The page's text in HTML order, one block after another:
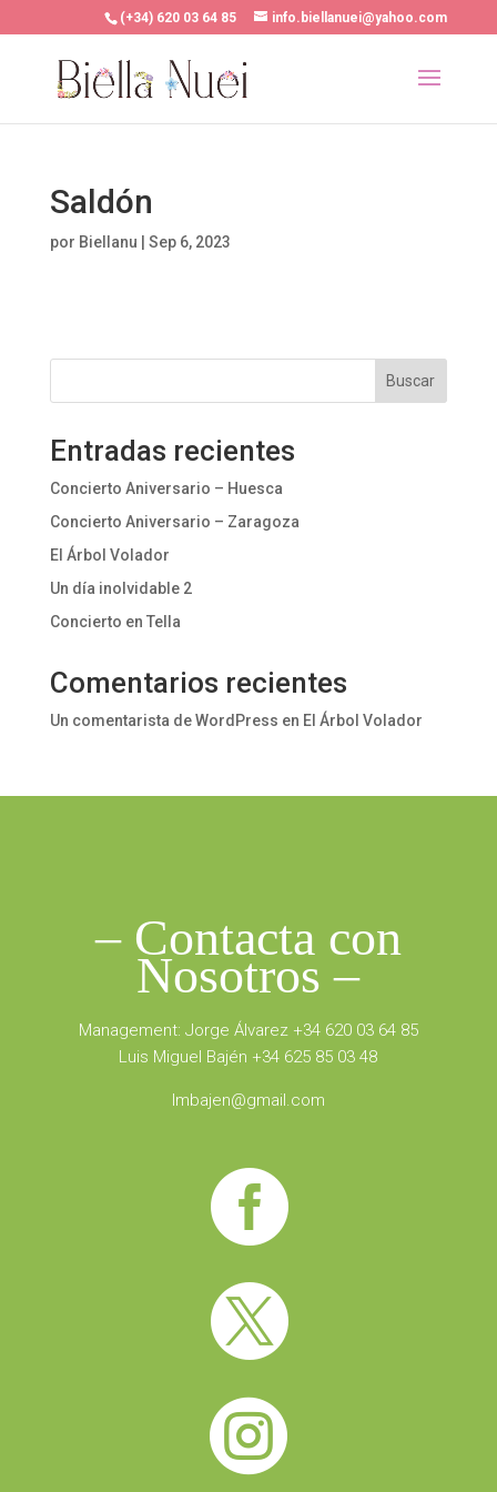
(+34) 620 03 64 85 info.biellanuei@yahoo.com
Saldón
por Biellanu Sep 6, 2023
Buscar
Entradas recientes
Concierto Aniversario – Huesca
Concierto Aniversario – Zaragoza
El Árbol Volador
Un día inolvidable 2
Concierto en Tella
Comentarios recientes
Un comentarista de WordPress en El Árbol Volador
– Contacta con
Nosotros –
Management: Jorge Álvarez +34 620 03 64 85
Luis Miguel Bajén +34 625 85 03 48
lmbajen@gmail.com


